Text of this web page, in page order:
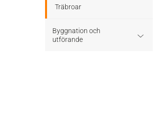
Träbroar
Byggnation och
utförande